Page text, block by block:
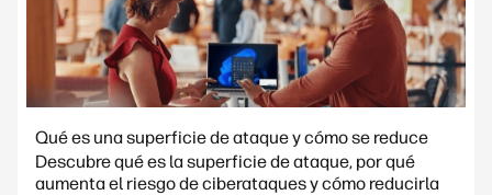
Qué es una superficie de ataque y cómo se reduce
Descubre qué es la superficie de ataque, por qué
aumenta el riesgo de ciberataques y cómo reducirla